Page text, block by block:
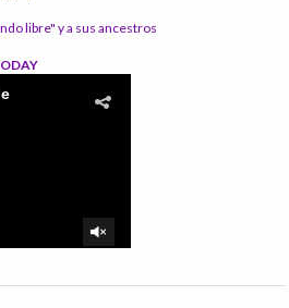
libre" y a sus ancestros